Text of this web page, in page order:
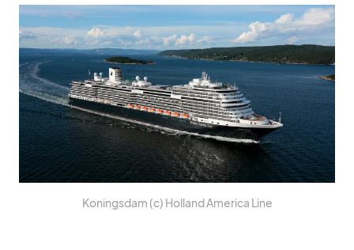
Ko­nings­dam (c) Hol­land Ame­rica Line